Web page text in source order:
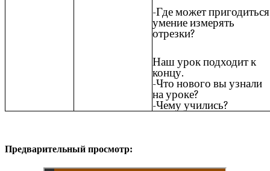
-Где может пригодиться
умение измерять
отрезки?
Наш урок подходит к
концу.
-Что нового вы узнали
на уроке?
-Чему учились?
Предварительный просмотр: